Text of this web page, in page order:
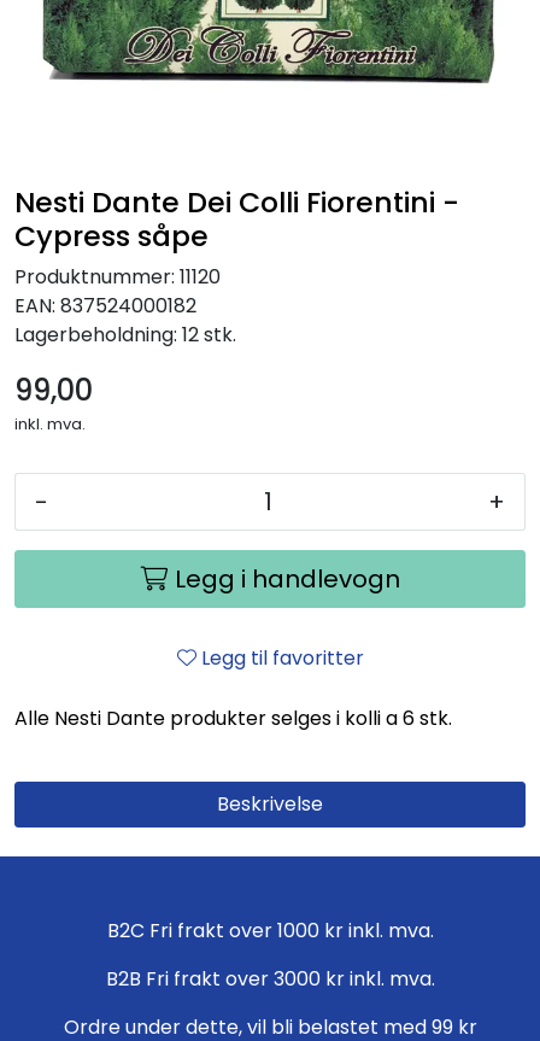
Nesti Dante Dei Colli Fiorentini -
Cypress såpe
Produktnummer: 11120
EAN: 837524000182
Lagerbeholdning: 12 stk.
99,00
inkl. mva.
- +
Legg i handlevogn
Legg til favoritter
Alle Nesti Dante produkter selges i kolli a 6 stk.
Beskrivelse
B2C Fri frakt over 1000 kr inkl. mva.
B2B Fri frakt over 3000 kr inkl. mva.
Ordre under dette, vil bli belastet med 99 kr